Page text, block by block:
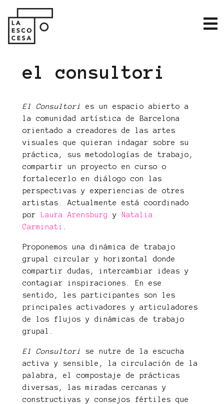
el consultori
El Consultori es un espacio abierto a
la comunidad artística de Barcelona
orientado a creadores de las artes
visuales que quieran indagar sobre su
práctica, sus metodologías de trabajo,
compartir un proyecto en curso o
fortalecerlo en diálogo con las
perspectivas y experiencias de otres
artistas. Actualmente está coordinado
por
Laura Arensburg y
Natalia
Carminati
Proponemos una dinámica de trabajo
grupal circular y horizontal donde
compartir dudas, intercambiar ideas y
contagiar inspiraciones. En ese
sentido, les participantes son les
principales activadores y articuladores
de los flujos y dinámicas de trabajo
grupal.
El Consultori
se nutre de la escucha
activa y sensible, la circulación de la
palabra, el compostaje de prácticas
diversas, las miradas cercanas y
constructivas y consejos fértiles que